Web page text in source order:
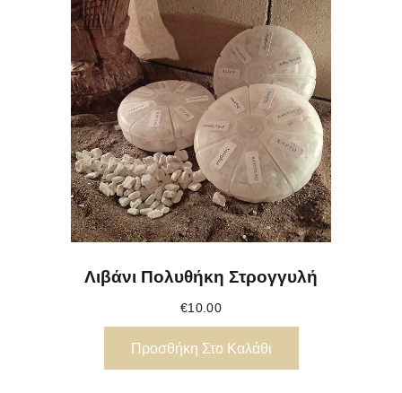
Λιβάνι Πολυθήκη Στρογγυλή
€10.00
Προσθήκη Στο Καλάθι